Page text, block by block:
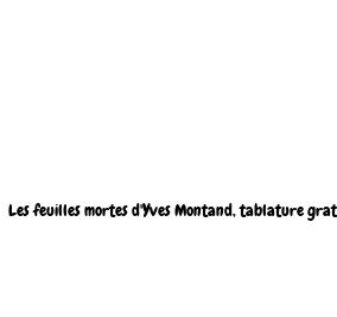
Les feuilles mortes d'Yves Montand, tablature